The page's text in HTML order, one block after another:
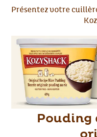
Présentez votre
Pouding